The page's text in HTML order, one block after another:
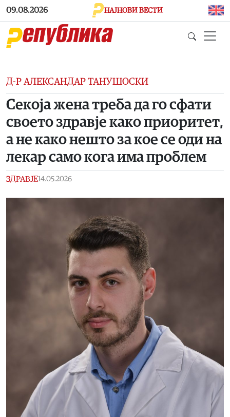
Skip to main content
09.08.2026 НАЈНОВИ ВЕСТИ
Д-Р АЛЕКСАНДАР ТАНУШОСКИ
Секоја жена треба да го сфати
своето здравје како приоритет,
а не како нешто за кое се оди на
лекар само кога има проблем
ЗДРАВЈЕ14.05.2026